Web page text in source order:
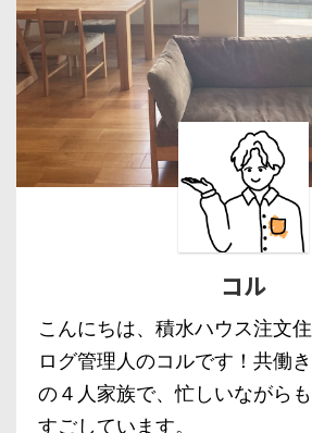
コル
こんにちは、積水ハウス注文
ログ管理人のコルです！共働
の４人家族で、忙しいながら
すごしています。